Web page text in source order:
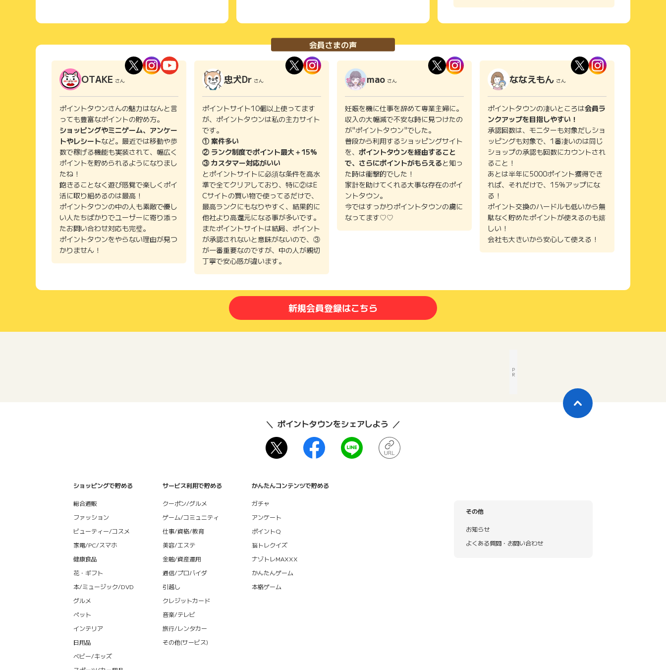
会員さまの声
OTAKE さん
ポイントタウンさんの魅力はなんと言
っても豊富なポイントの貯め方。
ショッピングやミニゲーム、アンケー
トやレシートなど。最近では移動や歩
数で稼げる機能も実装されて、幅広く
ポイントを貯められるようになりまし
たね！
飽きることなく遊び感覚で楽しくポイ
活に取り組めるのは最高！
ポイントタウンの中の人も素敵で優し
い人たちばかりでユーザーに寄り添っ
たお問い合わせ対応も完璧。
ポイントタウンをやらない理由が見つ
かりません！
忠犬Dr さん
ポイントサイト10個以上使ってます
が、ポイントタウンは私の主力サイト
です。
① 案件多い
② ランク制度でポイント最大＋15%
③ カスタマー対応がいい
とポイントサイトに必須な条件を高水
準で全てクリアしており、特に②はE
Cサイトの買い物で使ってるだけで、
最高ランクにもなりやすく、結果的に
他社より高還元になる事が多いです。
またポイントサイトは結局、ポイント
が承認されないと意味がないので、③
が一番重要なのですが、中の人が親切
丁寧で安心感が違います。
mao さん
妊娠を機に仕事を辞めて専業主婦に。
収入の大幅減で不安な時に見つけたの
が"ポイントタウン"でした。
普段から利用するショッピングサイト
を、 ポイントタウンを経由すること
で、さらにポイントがもらえると知っ
た時は衝撃的でした！
家計を助けてくれる大事な存在のポイ
ントタウン。
今ではすっかりポイントタウンの虜に
なってます♡♡
ななえもん さん
ポイントタウンの凄いところは会員ラ
ンクアップを目指しやすい！
承認回数は、モニターも対象だしショ
ッピングも対象で、1番凄いのは同じ
ショップの承認も回数にカウントされ
ること！
あとは半年に5000ポイント獲得でき
れば、それだけで、15%アップにな
る！
ポイント交換のハードルも低いから無
駄なく貯めたポイントが使えるのも嬉
しい！
会社も大きいから安心して使える！
新規会員登録はこちら
P
R
ポイントタウンをシェアしよう
ショッピングで貯める
総合通販
ファッション
ビューティー/コスメ
家電/PC/スマホ
健康食品
花・ギフト
本/ミュージック/DVD
グルメ
ペット
インテリア
日用品
ベビー/キッズ
サービス利用で貯める
クーポン/グルメ
ゲーム/コミュニティ
仕事/資格/教育
美容/エステ
金融/資産運用
通信/プロバイダ
引越し
クレジットカード
音楽/テレビ
旅行/レンタカー
その他(サービス)
かんたんコンテンツで貯める
ガチャ
アンケート
ポイントQ
脳トレクイズ
ナゾトレMAXXX
かんたんゲーム
本格ゲーム
その他
お知らせ
よくある質問・お問い合わせ